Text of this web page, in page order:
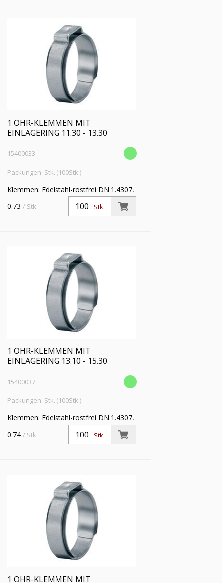
1 OHR-KLEMMEN MIT
EINLAGERING 11.30 - 13.30
15400033
Packungen: Stk. (100Stk.)
Klemmen: Edelstahl-rostfrei DN 1.4307,
Einlagering: Edelstahl-rostfrei DIN
1.4310 VE: 100
Stk.
0.73 / Stk.
1 OHR-KLEMMEN MIT
EINLAGERING 13.10 - 15.30
15400037
Packungen: Stk. (100Stk.)
Klemmen: Edelstahl-rostfrei DN 1.4307,
Einlagering: Edelstahl-rostfrei DIN
1.4310 VE: 100
Stk.
0.74 / Stk.
1 OHR-KLEMMEN MIT